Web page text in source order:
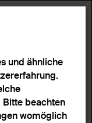
und ähnliche
Bitte beachten
womöglich